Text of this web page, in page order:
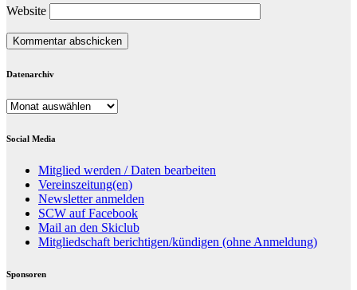
Website
Datenarchiv
Datenarchiv
Social Media
Mitglied werden / Daten bearbeiten
Vereinszeitung(en)
Newsletter anmelden
SCW auf Facebook
Mail an den Skiclub
Mitgliedschaft berichtigen/kündigen (ohne Anmeldung)
Sponsoren